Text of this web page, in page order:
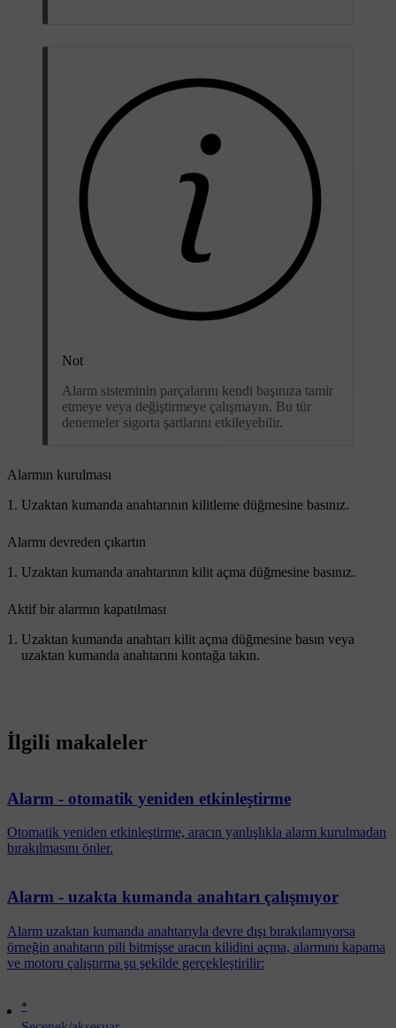
Not
Alarm sisteminin parçalarını kendi başınıza tamir
etmeye veya değiştirmeye çalışmayın. Bu tür
denemeler sigorta şartlarını etkileyebilir.
Alarmın kurulması
Uzaktan kumanda anahtarının kilitleme düğmesine basınız.
Alarmı devreden çıkartın
Uzaktan kumanda anahtarının kilit açma düğmesine basınız.
Aktif bir alarmın kapatılması
Uzaktan kumanda anahtarı kilit açma düğmesine basın veya
uzaktan kumanda anahtarını kontağa takın.
*
İlgili makaleler
Alarm - otomatik yeniden etkinleştirme
Otomatik yeniden etkinleştirme, aracın yanlışlıkla alarm kurulmadan
bırakılmasını önler.
Alarm - uzakta kumanda anahtarı çalışmıyor
Alarm uzaktan kumanda anahtarıyla devre dışı bırakılamıyorsa
örneğin anahtarın pili bitmişse aracın kilidini açma, alarmını kapama
ve motoru çalıştırma şu şekilde gerçekleştirilir: